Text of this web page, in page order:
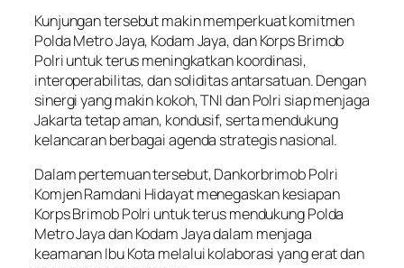
Kunjungan tersebut makin memperkuat komitmen
Polda Metro Jaya, Kodam Jaya, dan Korps Brimob
Polri untuk terus meningkatkan koordinasi,
interoperabilitas, dan soliditas antarsatuan. Dengan
sinergi yang makin kokoh, TNI dan Polri siap menjaga
Jakarta tetap aman, kondusif, serta mendukung
kelancaran berbagai agenda strategis nasional.
Dalam pertemuan tersebut, Dankorbrimob Polri
Komjen Ramdani Hidayat menegaskan kesiapan
Korps Brimob Polri untuk terus mendukung Polda
Metro Jaya dan Kodam Jaya dalam menjaga
keamanan Ibu Kota melalui kolaborasi yang erat dan